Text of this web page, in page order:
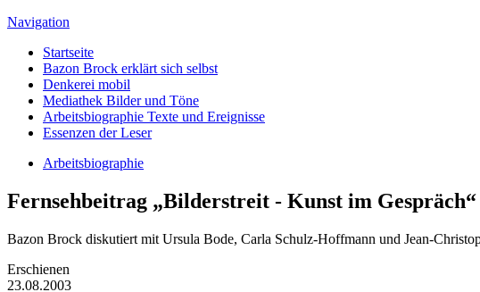
Navigation
Startseite
Bazon Brock erklärt sich selbst
Denkerei mobil
Mediathek Bilder und Töne
Arbeitsbiographie Texte und Ereignisse
Essenzen der Leser
Arbeitsbiographie
Fernsehbeitrag „Bilderstreit - Kunst im Gespräch“
Bazon Brock diskutiert mit Ursula Bode, Carla Schulz-Hoffmann und Jean-
Erschienen
23.08.2003